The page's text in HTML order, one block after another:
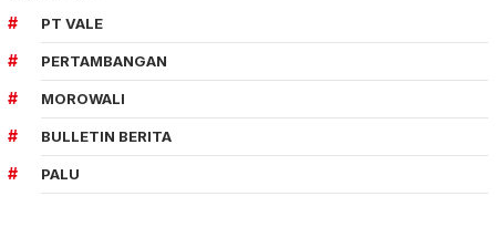
PT VALE
PERTAMBANGAN
MOROWALI
BULLETIN BERITA
PALU